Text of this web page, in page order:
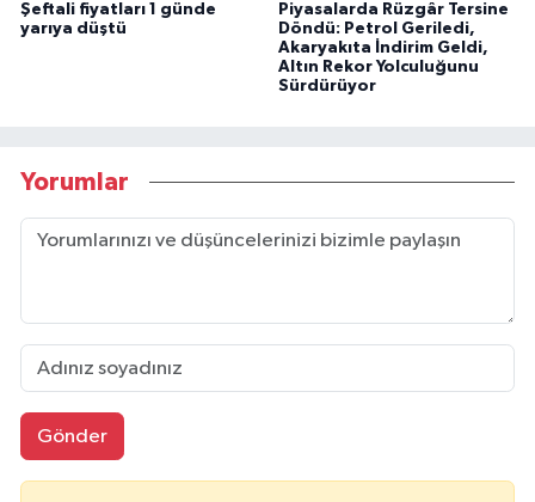
Şeftali fiyatları 1 günde
yarıya düştü
Piyasalarda Rüzgâr Tersine
Döndü: Petrol Geriledi,
Akaryakıta İndirim Geldi,
Altın Rekor Yolculuğunu
Sürdürüyor
Yorumlar
Gönder